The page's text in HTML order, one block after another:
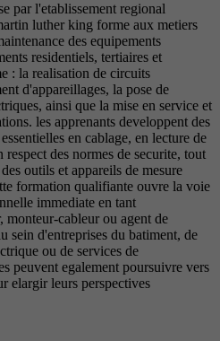
par l'etablissement regional
luther king forme aux metiers
des equipements
residentiels, tertiaires et
: la realisation de circuits
d'appareillages, la pose de
ainsi que la mise en service et
les apprenants developpent des
en cablage, en lecture de
respect des normes de securite, tout
outils et appareils de mesure
formation qualifiante ouvre la voie
immediate en tant
monteur-cableur ou agent de
sein d'entreprises du batiment, de
ou de services de
peuvent egalement poursuivre vers
elargir leurs perspectives